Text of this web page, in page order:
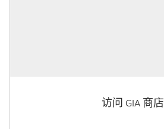
访问 GIA 商店